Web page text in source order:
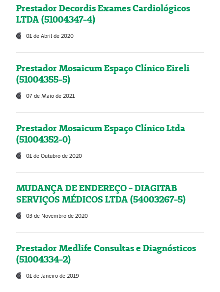
Prestador Decordis Exames Cardiológicos
LTDA (51004347-4)
01 de Abril de 2020
Prestador Mosaicum Espaço Clínico Eireli
(51004355-5)
07 de Maio de 2021
Prestador Mosaicum Espaço Clínico Ltda
(51004352-0)
01 de Outubro de 2020
MUDANÇA DE ENDEREÇO - DIAGITAB
SERVIÇOS MÉDICOS LTDA (54003267-5)
03 de Novembro de 2020
Prestador Medlife Consultas e Diagnósticos
(51004334-2)
01 de Janeiro de 2019